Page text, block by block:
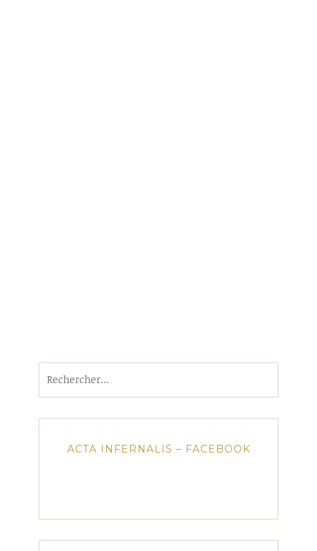
ACTA INFERNALIS – FACEBOOK